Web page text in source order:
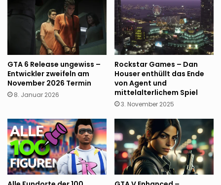
GTA 6 Release ungewiss –
Entwickler zweifeln am
November 2026 Termin
8. Januar 2026
Rockstar Games – Dan
Houser enthüllt das Ende
von Agent und
mittelalterlichem Spiel
3. November 2025